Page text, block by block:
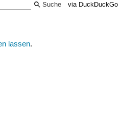
via DuckDuckGo
lassen.